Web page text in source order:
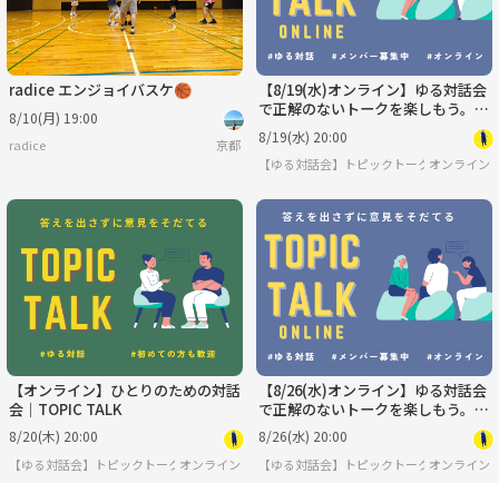
radice エンジョイバスケ🏀
8/10(月) 19:00
radice 京都
【8/19(水)オンライン】ゆる対話会
で正解のないトークを楽しもう。
「そもそも」と当たり前を疑う時
間。
8/19(水) 20:00
【ゆる対話会】トピックトーク♩みんな
オンライン
【オンライン】ひとりのための対話
会｜TOPIC TALK
8/20(木) 20:00
【ゆる対話会】トピックトーク♩みんなで考える正解のないトークを楽しもう。
オンライン
【8/26(水)オンライン】ゆる対話会
で正解のないトークを楽しもう。
「そもそも」と当たり前を疑う時
間。
8/26(水) 20:00
【ゆる対話会】トピックトーク♩みんな
オンライン